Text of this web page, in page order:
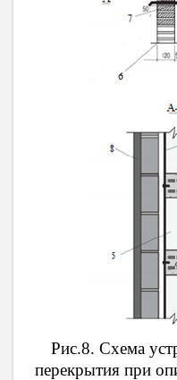
Рис.8. Схема
перекрытия при